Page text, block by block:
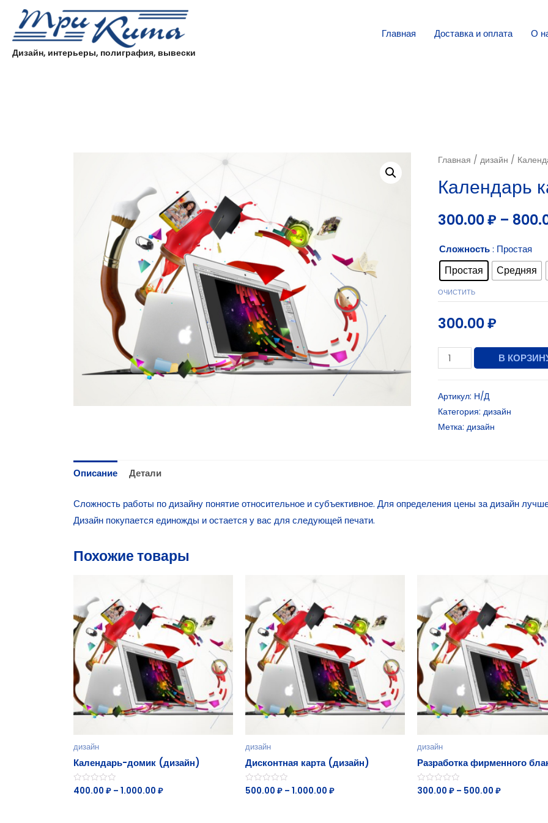
Дизайн, интерьеры, полиграфия, вывески
Главная Доставка и оплата О
Главная /дизайн /
Календарь
300.00₽ –
Сложность: Простая
Простая Средняя
ОЧИСТИТЬ
300.00₽
В
Артикул: Н/Д
Категория:дизайн
Метка:дизайн
Описание Детали
Сложность работы по дизайну понятие относительное и субъективное. Для определения цены за дизайн
Дизайн покупается единожды и остается у вас для следующей печати.
Похожие товары
дизайн
Календарь-домик (дизайн)
Оценка
0
400.00₽ –1.000.00₽
дизайн
Дисконтная карта (дизайн)
Оценка
0
500.00₽ –1.000.00₽
дизайн
Разработка фирменного
Оценка
0
300.00 ₽– 500.00 ₽